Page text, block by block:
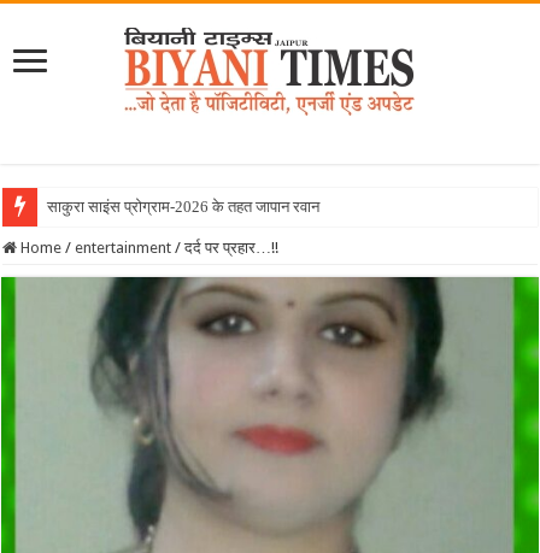
साकुरा साइंस प्रोग्राम-2026 के तहत जापान रवाना हुई बियानी
Home / entertainment / दर्द पर प्रहार…!!